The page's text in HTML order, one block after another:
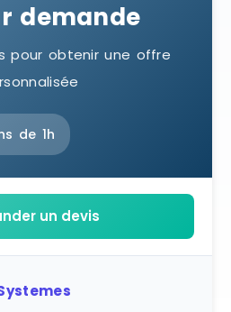
demande
pour obtenir une offre
de 1h
un devis